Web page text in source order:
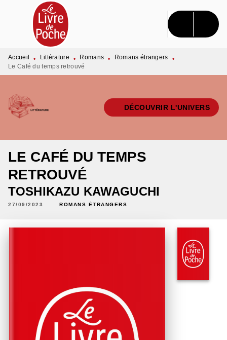
MENU RECHERCHE CONTENU
PIED DE PAGE
Accueil • Littérature • Romans • Romans étrangers
•
Le Café du temps retrouvé
DÉCOUVRIR L'UNIVERS
LE CAFÉ DU TEMPS
RETROUVÉ
TOSHIKAZU KAWAGUCHI
27/09/2023 ROMANS ÉTRANGERS